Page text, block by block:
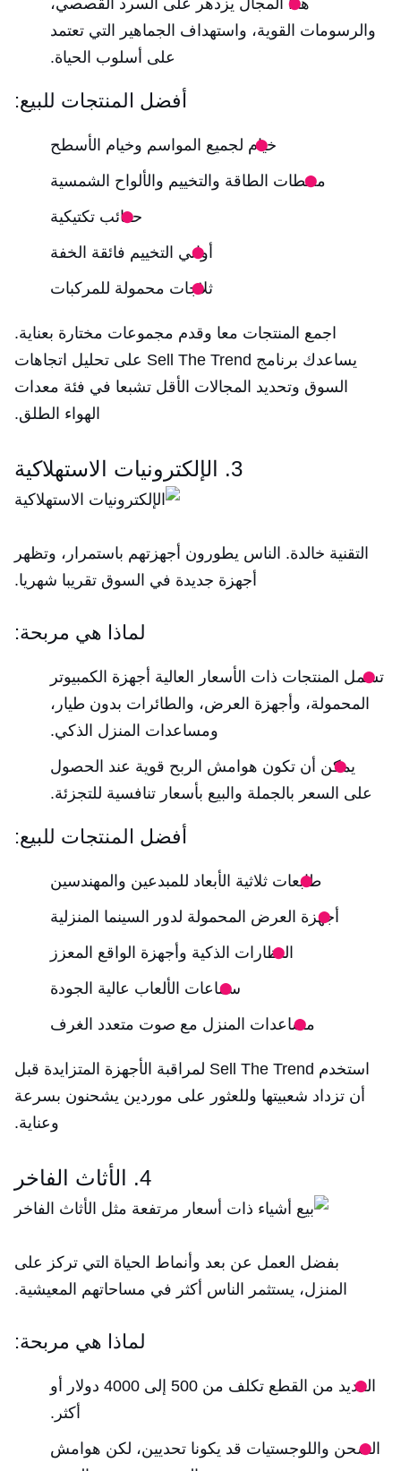
والرسومات القوية، واستهداف الجماهير التي تعتمد
على أسلوب الحياة.
أفضل المنتجات للبيع:
خيام لجميع المواسم وخيام الأسطح
محطات الطاقة والتخييم والألواح الشمسية
حقائب تكتيكية
أواني التخييم فائقة الخفة
ثلاجات محمولة للمركبات
اجمع المنتجات معا وقدم مجموعات مختارة بعناية.
يساعدك برنامج Sell The Trend على تحليل اتجاهات
السوق وتحديد المجالات الأقل تشبعا في فئة معدات
الهواء الطلق.
3. الإلكترونيات الاستهلاكية
التقنية خالدة. الناس يطورون أجهزتهم باستمرار، وتظهر
أجهزة جديدة في السوق تقريبا شهريا.
لماذا هي مربحة:
تشمل المنتجات ذات الأسعار العالية أجهزة الكمبيوتر
المحمولة، وأجهزة العرض، والطائرات بدون طيار،
ومساعدات المنزل الذكي.
يمكن أن تكون هوامش الربح قوية عند الحصول
على السعر بالجملة والبيع بأسعار تنافسية للتجزئة.
أفضل المنتجات للبيع:
طابعات ثلاثية الأبعاد للمبدعين والمهندسين
أجهزة العرض المحمولة لدور السينما المنزلية
النظارات الذكية وأجهزة الواقع المعزز
سماعات الألعاب عالية الجودة
مساعدات المنزل مع صوت متعدد الغرف
استخدم Sell The Trend لمراقبة الأجهزة المتزايدة قبل
أن تزداد شعبيتها وللعثور على موردين يشحنون بسرعة
وعناية.
4. الأثاث الفاخر
بفضل العمل عن بعد وأنماط الحياة التي تركز على
المنزل، يستثمر الناس أكثر في مساحاتهم المعيشية.
لماذا هي مربحة:
العديد من القطع تكلف من 500 إلى 4000 دولار أو
أكثر.
الشحن واللوجستيات قد يكونا تحديين، لكن هوامش